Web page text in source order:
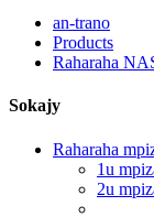
an-trano
Products
Raharaha
Sokajy
Raharaha
1u
2u